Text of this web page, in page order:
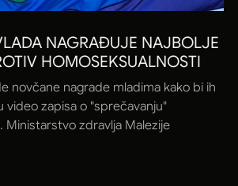
NAGRAĐUJE NAJBOLJE
HOMOSEKSUALNOSTI
novčane nagrade mladima kako bi ih
video zapisa o "sprečavanju"
Ministarstvo zdravlja Malezije